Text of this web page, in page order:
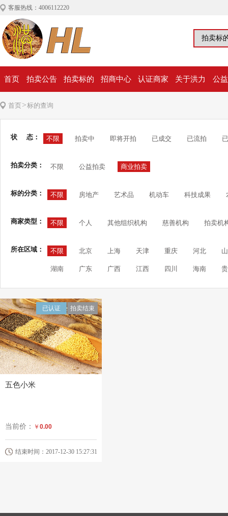
客服热线：4006112220
首页 拍卖公告 拍卖标的 招商中心 认证商家 关于洪力 公
首页>标的查询
状 态： 不限 拍卖中 即将开拍 已成交 已流拍
拍卖分类： 不限 公益拍卖 商业拍卖
标的分类： 不限 房地产 艺术品 机动车 科技成果
商家类型： 不限 个人 其他组织机构 慈善机构 拍卖机
所在区域： 不限 北京 上海 天津 重庆 河北
湖南 广东 广西 江西 四川 海南
拍卖结束
已认证
五色小米
当前价： ￥ 0.00
结束时间：2017-12-30 15:27:31